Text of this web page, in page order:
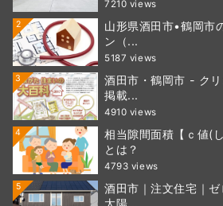
7210 views
2
山形県酒田市•鶴岡市
ン（...
5187 views
3
酒田市・鶴岡市 - ク
掲載...
4910 views
4
相当隙間面積【ｃ値(
とは？
4793 views
5
酒田市｜注文住宅｜ゼ
太陽...